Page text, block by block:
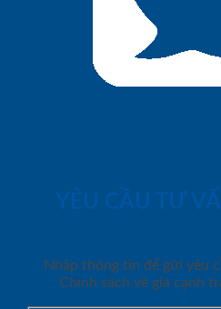
YÊU CẦU TƯ
Nhập thông tin để gửi yêu
Chính sách về giá cạnh